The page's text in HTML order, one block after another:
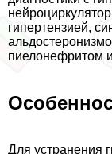
гипертензией,
пиелонефритом
Для устранения